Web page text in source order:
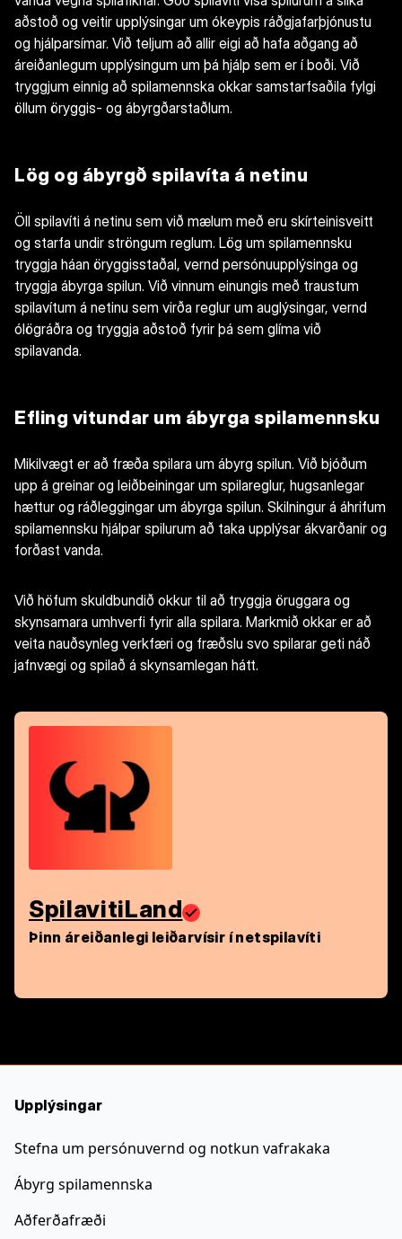
aðstoð og veitir upplýsingar um ókeypis ráðgjafarþjónustu
og hjálparsímar. Við teljum að allir eigi að hafa aðgang að
áreiðanlegum upplýsingum um þá hjálp sem er í boði. Við
tryggjum einnig að spilamennska okkar samstarfsaðila fylgi
öllum öryggis- og ábyrgðarstaðlum.
Lög og ábyrgð spilavíta á netinu
Öll spilavíti á netinu sem við mælum með eru skírteinisveitt
og starfa undir ströngum reglum. Lög um spilamennsku
tryggja háan öryggisstaðal, vernd persónuupplýsinga og
tryggja ábyrga spilun. Við vinnum einungis með traustum
spilavítum á netinu sem virða reglur um auglýsingar, vernd
ólögráðra og tryggja aðstoð fyrir þá sem glíma við
spilavanda.
Efling vitundar um ábyrga spilamennsku
Mikilvægt er að fræða spilara um ábyrg spilun. Við bjóðum
upp á greinar og leiðbeiningar um spilareglur, hugsanlegar
hættur og ráðleggingar um ábyrga spilun. Skilningur á áhrifum
spilamennsku hjálpar spilurum að taka upplýsar ákvarðanir og
forðast vanda.
Við höfum skuldbundið okkur til að tryggja öruggara og
skynsamara umhverfi fyrir alla spilara. Markmið okkar er að
veita nauðsynleg verkfæri og fræðslu svo spilarar geti náð
jafnvægi og spilað á skynsamlegan hátt.
SpilavitiLand
Þinn áreiðanlegi leiðarvísir í netspilavíti
Upplýsingar
Stefna um persónuvernd og notkun vafrakaka
Ábyrg spilamennska
Aðferðafræði